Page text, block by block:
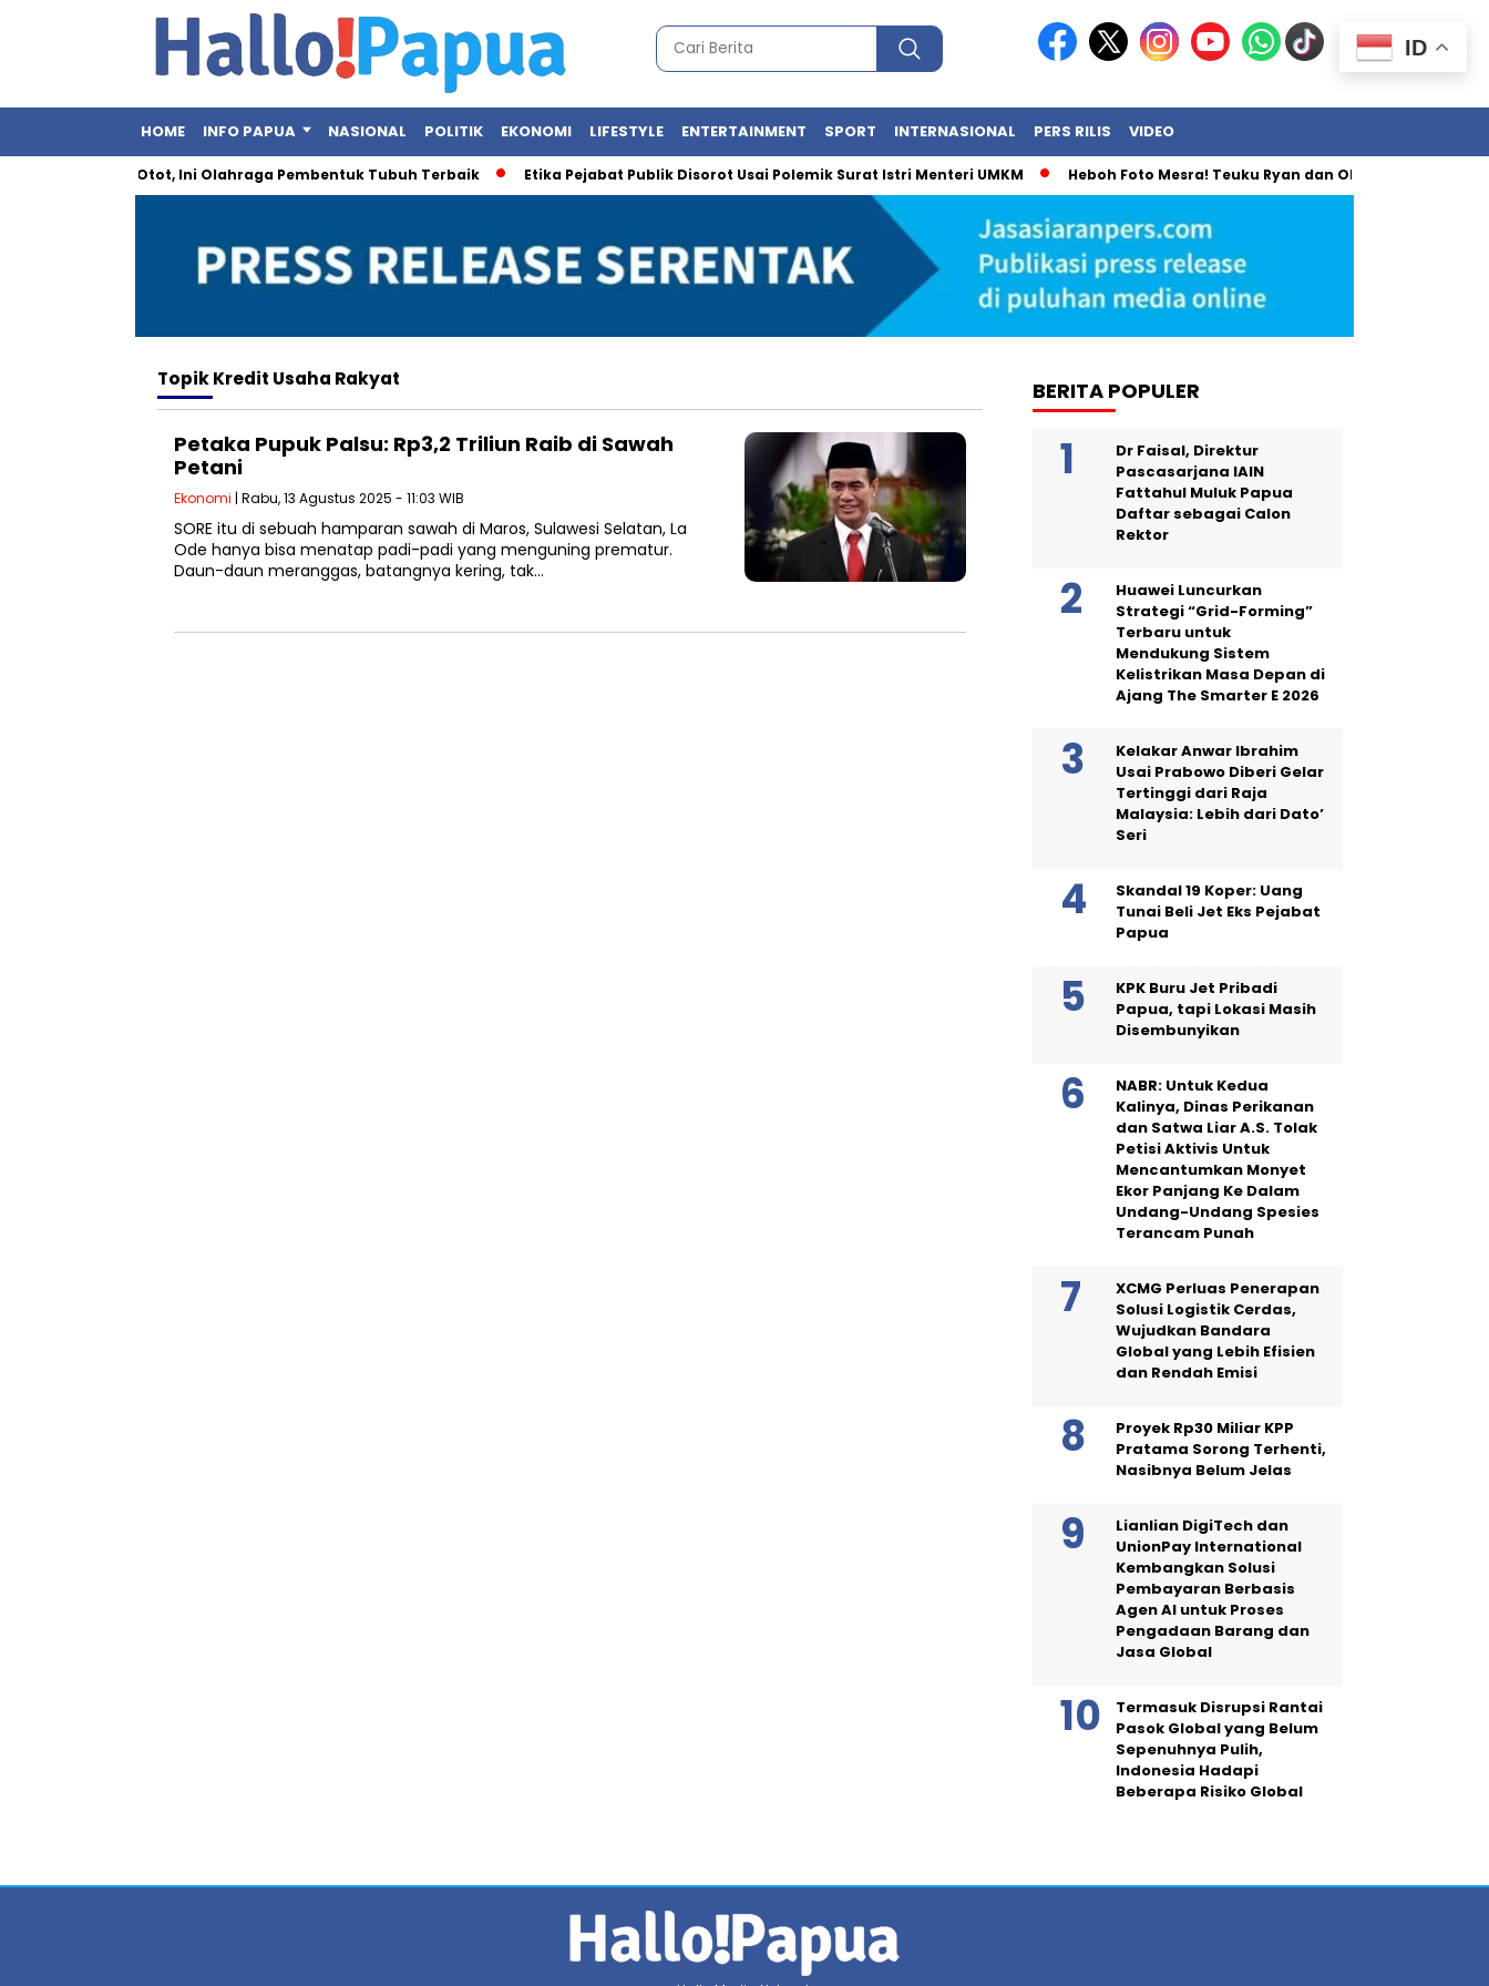
HOME INFO PAPUA NASIONAL POLITIK EKONOMI LIFESTYLE ENTERTAINMENT SPORT INTERNASIONAL PERS RILIS VIDEO
Sekadar Otot, Ini Olahraga Pembentuk Tubuh Terbaik Etika Pejabat Publik Disorot Usai Polemik Surat Istri Menteri UMKM Heboh Foto Mesra! Teuku Ryan dan Olla Ramlan Akhirnya
TopikKredit Usaha Rakyat
Petaka Pupuk Palsu: Rp3,2 Triliun Raib di Sawah
Petani
Ekonomi | Rabu, 13 Agustus 2025 - 11:03 WIB
SORE itu di sebuah hamparan sawah di Maros, Sulawesi Selatan, La
Ode hanya bisa menatap padi-padi yang menguning prematur.
Daun-daun meranggas, batangnya kering, tak…
BERITA POPULER
Dr Faisal, Direktur
Pascasarjana IAIN
Fattahul Muluk Papua
Daftar sebagai Calon
Rektor
Huawei Luncurkan
Strategi “Grid-Forming”
Terbaru untuk
Mendukung Sistem
Kelistrikan Masa Depan di
Ajang The Smarter E 2026
Kelakar Anwar Ibrahim
Usai Prabowo Diberi Gelar
Tertinggi dari Raja
Malaysia: Lebih dari Dato’
Seri
Skandal 19 Koper: Uang
Tunai Beli Jet Eks Pejabat
Papua
KPK Buru Jet Pribadi
Papua, tapi Lokasi Masih
Disembunyikan
NABR: Untuk Kedua
Kalinya, Dinas Perikanan
dan Satwa Liar A.S. Tolak
Petisi Aktivis Untuk
Mencantumkan Monyet
Ekor Panjang Ke Dalam
Undang-Undang Spesies
Terancam Punah
XCMG Perluas Penerapan
Solusi Logistik Cerdas,
Wujudkan Bandara
Global yang Lebih Efisien
dan Rendah Emisi
Proyek Rp30 Miliar KPP
Pratama Sorong Terhenti,
Nasibnya Belum Jelas
Lianlian DigiTech dan
UnionPay International
Kembangkan Solusi
Pembayaran Berbasis
Agen AI untuk Proses
Pengadaan Barang dan
Jasa Global
Termasuk Disrupsi Rantai
Pasok Global yang Belum
Sepenuhnya Pulih,
Indonesia Hadapi
Beberapa Risiko Global
ID